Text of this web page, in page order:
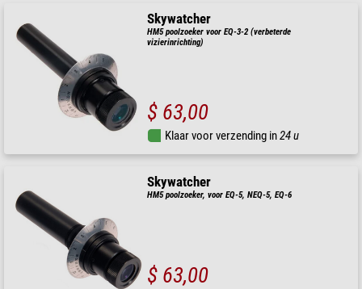
Skywatcher
HM5 poolzoeker voor EQ-3-2 (verbeterde
vizierinrichting)
$ 63,00
Klaar voor verzending in24 u
Skywatcher
HM5 poolzoeker, voor EQ-5, NEQ-5, EQ-6
$ 63,00